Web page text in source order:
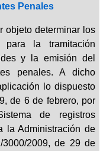
Penales
objeto determinar los
para la tramitación
y la emisión del
penales. A dicho
lo dispuesto
de 6 de febrero, por
de registros
la Administración de
2009, de 29 de